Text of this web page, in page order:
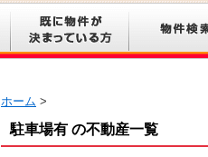
ホーム >
駐車場有 の不動産一覧